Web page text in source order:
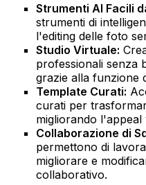
Strumenti AI Facili
strumenti di
l'editing delle foto
Studio Virtuale:
professionali senza
grazie alla funzione
Template Curati:
curati per
migliorando l'appeal
Collaborazione di
permettono di
migliorare e
collaborativo.